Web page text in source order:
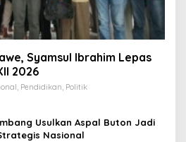
Syamsul Ibrahim Lepas
2026
Pendidikan, Politik
Usulkan Aspal Buton Jadi
Nasional